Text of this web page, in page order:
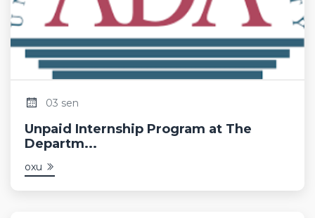
03 sen
Unpaid Internship Program at The
Departm...
oxu